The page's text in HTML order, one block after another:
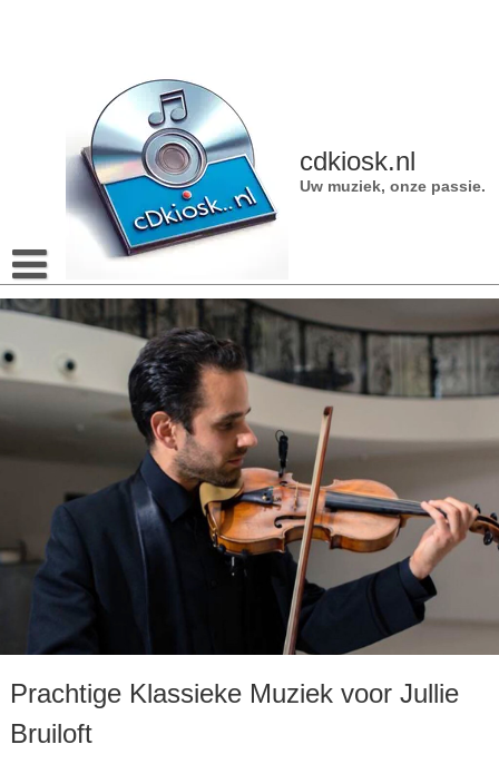
cdkiosk.nl
Uw muziek, onze passie.
Prachtige Klassieke Muziek voor Jullie
Bruiloft